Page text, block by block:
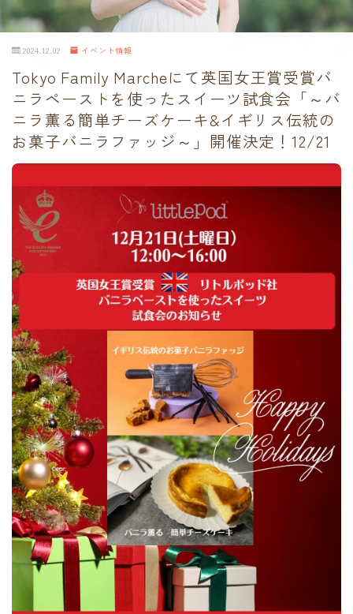
2024.12.02 イベント情報
Tokyo Family Marcheにて英国女王賞受賞バ
ニラペーストを使ったスイーツ試食会「～バ
ニラ薫る簡単チーズケーキ&イギリス伝統の
お菓子バニラファッジ～」開催決定！12/21